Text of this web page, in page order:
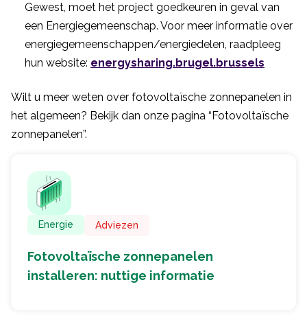
Gewest, moet het project goedkeuren in geval van
een Energiegemeenschap. Voor meer informatie over
energiegemeenschappen/energiedelen, raadpleeg
hun website: energysharing.brugel.brussels
Wilt u meer weten over fotovoltaïsche zonnepanelen in
het algemeen? Bekijk dan onze pagina “Fotovoltaïsche
zonnepanelen”.
Energie Adviezen
Fotovoltaïsche zonnepanelen
installeren: nuttige informatie